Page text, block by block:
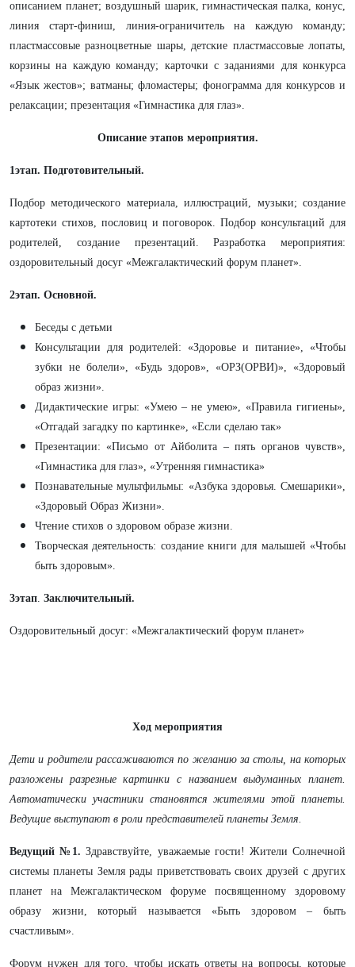
описанием планет; воздушный шарик, гимнастическая палка, конус,
линия старт-финиш, линия-ограничитель на каждую команду;
пластмассовые разноцветные шары, детские пластмассовые лопаты,
корзины на каждую команду; карточки с заданиями для конкурса
«Язык жестов»; ватманы; фломастеры; фонограмма для конкурсов и
релаксации; презентация «Гимнастика для глаз».
Описание этапов мероприятия.
1этап. Подготовительный.
Подбор методического материала, иллюстраций, музыки; создание
картотеки стихов, пословиц и поговорок. Подбор консультаций для
родителей, создание презентаций. Разработка мероприятия:
оздоровительный досуг «Межгалактический форум планет».
2этап. Основной.
Беседы с детьми
Консультации для родителей: «Здоровье и питание», «Чтобы
зубки не болели», «Будь здоров», «ОРЗ(ОРВИ)», «Здоровый
образ жизни».
Дидактические игры: «Умею – не умею», «Правила гигиены»,
«Отгадай загадку по картинке», «Если сделаю так»
Презентации: «Письмо от Айболита – пять органов чувств»,
«Гимнастика для глаз», «Утренняя гимнастика»
Познавательные мультфильмы: «Азбука здоровья. Смешарики»,
«Здоровый Образ Жизни».
Чтение стихов о здоровом образе жизни.
Творческая деятельность: создание книги для малышей «Чтобы
быть здоровым».
3этап. Заключительный.
Оздоровительный досуг: «Межгалактический форум планет»
Ход мероприятия
Дети и родители рассаживаются по желанию за столы, на которых
разложены разрезные картинки с названием выдуманных планет.
Автоматически участники становятся жителями этой планеты.
Ведущие выступают в роли представителей планеты Земля.
Ведущий №1. Здравствуйте, уважаемые гости! Жители Солнечной
системы планеты Земля рады приветствовать своих друзей с других
планет на Межгалактическом форуме посвященному здоровому
образу жизни, который называется «Быть здоровом – быть
счастливым».
Форум нужен для того, чтобы искать ответы на вопросы, которые